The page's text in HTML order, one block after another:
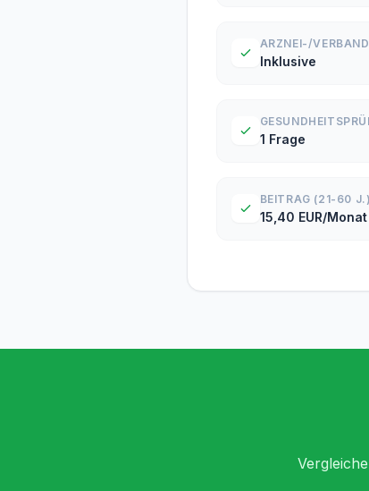
ARZNEI-/
Inklusive
1 Frage
BEITRAG (21-60 J.)
15,40 EUR/Monat